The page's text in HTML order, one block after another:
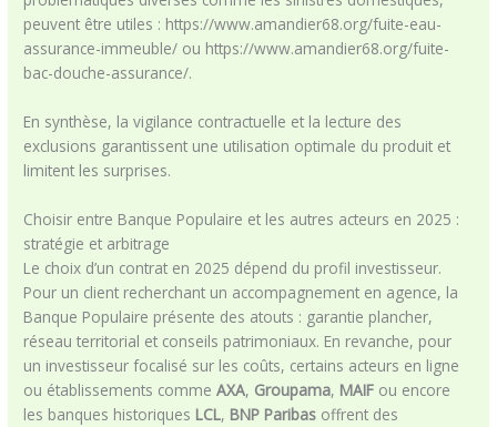
peuvent être utiles : https://www.amandier68.org/fuite-eau-
assurance-immeuble/ ou https://www.amandier68.org/fuite-
bac-douche-assurance/.
En synthèse, la vigilance contractuelle et la lecture des
exclusions garantissent une utilisation optimale du produit et
limitent les surprises.
Choisir entre Banque Populaire et les autres acteurs en 2025 :
stratégie et arbitrage
Le choix d’un contrat en 2025 dépend du profil investisseur.
Pour un client recherchant un accompagnement en agence, la
Banque Populaire présente des atouts : garantie plancher,
réseau territorial et conseils patrimoniaux. En revanche, pour
un investisseur focalisé sur les coûts, certains acteurs en ligne
ou établissements commeAXA, Groupama, MAIF ou encore
les banques historiques LCL, BNP Paribas offrent des